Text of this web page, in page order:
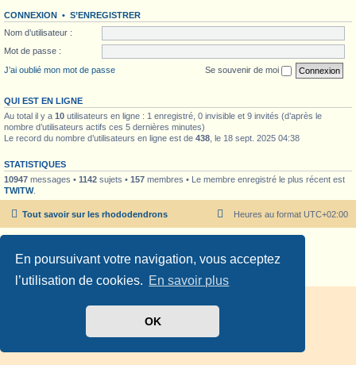
En poursuivant votre navigation, vous acceptez
l’utilisation de cookies. En savoir plus
OK
CONNEXION • S’ENREGISTRER
Nom d’utilisateur :
Mot de passe :
J’ai oublié mon mot de passe
Se souvenir de moi
QUI EST EN LIGNE
Au total il y a 10 utilisateurs en ligne : 1 enregistré, 0 invisible et 9 invités (d’après le
nombre d’utilisateurs actifs ces 5 dernières minutes)
Le record du nombre d’utilisateurs en ligne est de 438 , le 18 sept. 2025 04:38
STATISTIQUES
10947 messages • 1142 sujets • 157 membres • Le membre enregistré le plus récent est
TWITW.
Tout savoir sur les rhododendrons Heures au format UTC+02:00
Traduit parphpBB-fr.com